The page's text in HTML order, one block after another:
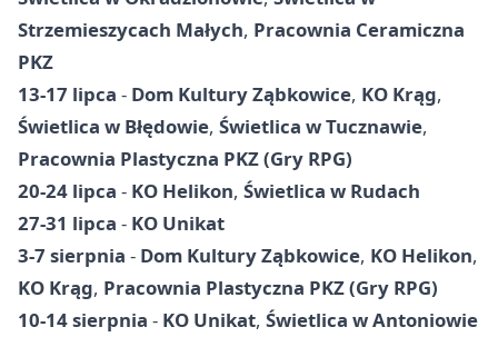
Strzemieszycach Małych, Pracownia Ceramiczna
PKZ
13-17 lipca - Dom Kultury Ząbkowice, KO Krąg,
Świetlica w Błędowie, Świetlica w Tucznawie,
Pracownia Plastyczna PKZ (Gry RPG)
20-24 lipca - KO Helikon, Świetlica w Rudach
27-31 lipca - KO Unikat
3-7 sierpnia - Dom Kultury Ząbkowice, KO Helikon,
KO Krąg, Pracownia Plastyczna PKZ (Gry RPG)
10-14 sierpnia - KO Unikat, Świetlica w Antoniowie